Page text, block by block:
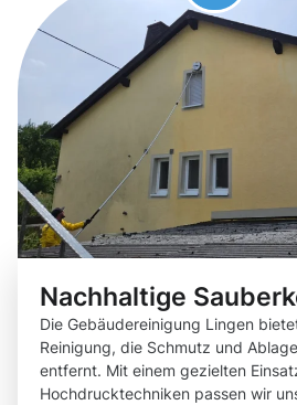
Nachhaltige
Die Gebäudereinigung Lingen
Reinigung, die Schmutz und
entfernt. Mit einem gezielten
Hochdrucktechniken passen wir